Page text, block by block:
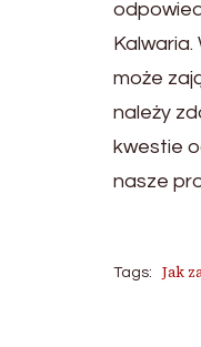
może
należy
kwestie
nasze
Tags: Jak